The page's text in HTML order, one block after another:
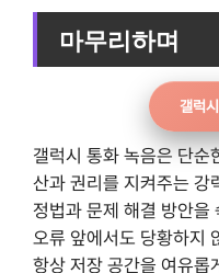
마무리하며
갤럭
갤럭시 통화 녹음은 단순
산과 권리를 지켜주는 강
정법과 문제 해결 방안을
오류 앞에서도 당황하지
항상 저장 공간을 여유롭